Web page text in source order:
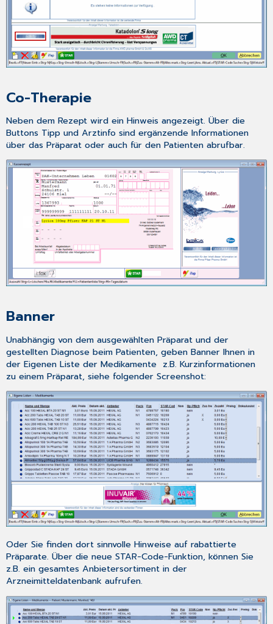
Co-Therapie
Neben dem Rezept wird ein Hinweis angezeigt. Über die
Buttons Tipp undArztinfo sind ergänzende Informationen
über das Präparat oder auch für den Patienten abrufbar.
Banner
Unabhängig von dem ausgewählten Präparat und der
gestellten Diagnose beim Patienten, geben Banner Ihnen in
derEigenen Liste derMedikamente z.B. Kurzinformationen
zu einem Präparat, siehe folgender Screenshot:
Oder Sie finden dort sinnvolle Hinweise auf rabattierte
Präparate. Über die neue STAR-Code-Funktion, können Sie
z.B. ein gesamtes Anbietersortiment in der
Arzneimitteldatenbank aufrufen.